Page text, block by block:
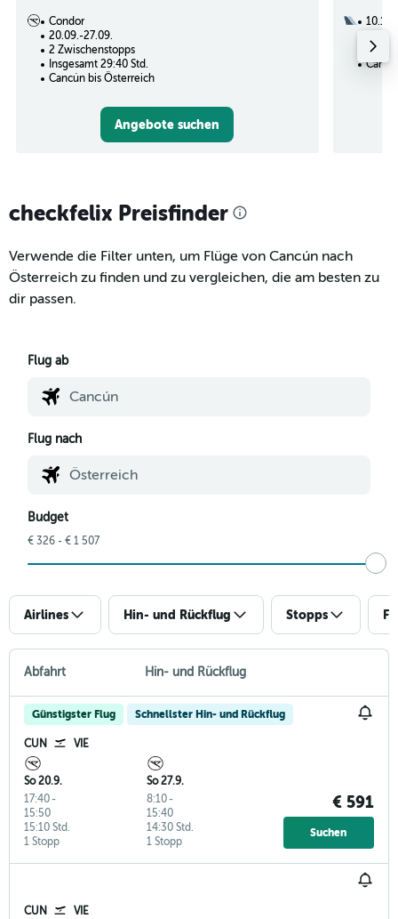
Condor
20.09.-27.09.
2 Zwischenstopps
Insgesamt 29:40 Std.
Cancún bis Österreich
Angebote suchen
10.10.
checkfelix Preisfinder
Verwende die Filter unten, um Flüge von Cancún nach
Österreich zu finden und zu vergleichen, die am besten zu
dir passen.
Flug ab
Flug nach
Budget
€ 326 - € 1 507
Airlines Hin- und Rückflug Stopps
Abfahrt Hin- und Rückflug
Günstigster Flug Schnellster Hin- und Rückflug
CUN VIE
So 20.9.
17:40-
15:50
1 Stopp
15:10 Std.
So 27.9.
8:10-
15:40
1 Stopp
14:30 Std.
€ 591
Suchen
CUN VIE